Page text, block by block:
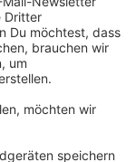
Es gibt
täglichen
positiv zu